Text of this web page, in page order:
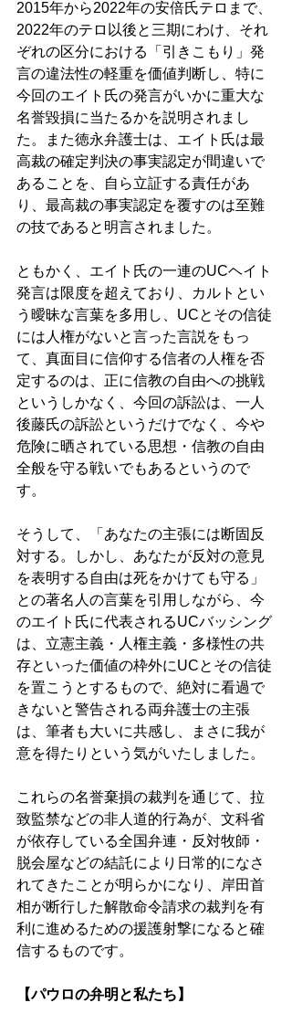
2015年から2022年の安倍氏テロまで、
2022年のテロ以後と三期にわけ、それ
ぞれの区分における「引きこもり」発
言の違法性の軽重を価値判断し、特に
今回のエイト氏の発言がいかに重大な
名誉毀損に当たるかを説明されまし
た。また徳永弁護士は、エイト氏は最
高裁の確定判決の事実認定が間違いで
あることを、自ら立証する責任があ
り、最高裁の事実認定を覆すのは至難
の技であると明言されました。
ともかく、エイト氏の一連のUCヘイト
発言は限度を超えており、カルトとい
う曖昧な言葉を多用し、UCとその信徒
には人権がないと言った言説をもっ
て、真面目に信仰する信者の人権を否
定するのは、正に信教の自由への挑戦
というしかなく、今回の訴訟は、一人
後藤氏の訴訟というだけでなく、今や
危険に晒されている思想・信教の自由
全般を守る戦いでもあるというので
す。
そうして、「あなたの主張には断固反
対する。しかし、あなたが反対の意見
を表明する自由は死をかけても守る」
との著名人の言葉を引用しながら、今
のエイト氏に代表されるUCバッシング
は、立憲主義・人権主義・多様性の共
存といった価値の枠外にUCとその信徒
を置こうとするもので、絶対に看過で
きないと警告される両弁護士の主張
は、筆者も大いに共感し、まさに我が
意を得たりという気がいたしました。
これらの名誉棄損の裁判を通じて、拉
致監禁などの非人道的行為が、文科省
が依存している全国弁連・反対牧師・
脱会屋などの結託により日常的になさ
れてきたことが明らかになり、岸田首
相が断行した解散命令請求の裁判を有
利に進めるための援護射撃になると確
信するものです。
【パウロの弁明と私たち】